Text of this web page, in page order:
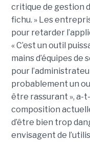
critique de gestion
fichu. » Les
pour retarder
« C’est un outil
mains d’équipes
pour
probablement un
être rassurant », a-
composition
d’être bien trop
envisagent de